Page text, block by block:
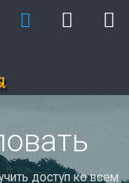
доступ ко всем